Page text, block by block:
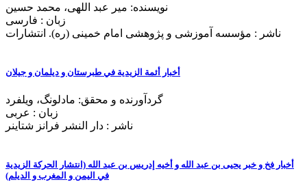
نویسنده: میر عبد اللهی، محمد حسین
زبان : فارسی
ناشر : مؤسسه آموزشی و پژوهشی امام خمينی (ره). انتشارات
أخبار أئمة الزیدیة في طبرستان و دیلمان و جیلان
گردآورنده و محقق: مادلونگ، ویلفرد
زبان : عربی
ناشر : دار النشر فرانز شتاينر
أخبار فخ و خبر يحيی بن عبد الله و أخيه إدريس بن عبد الله (انتشار الحرکة الزیدیة
في الیمن و المغرب و الدیلم)